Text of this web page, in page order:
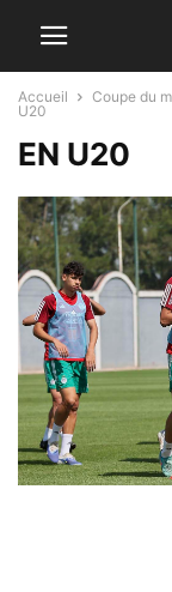
Accueil Coupe du
U20
EN U20